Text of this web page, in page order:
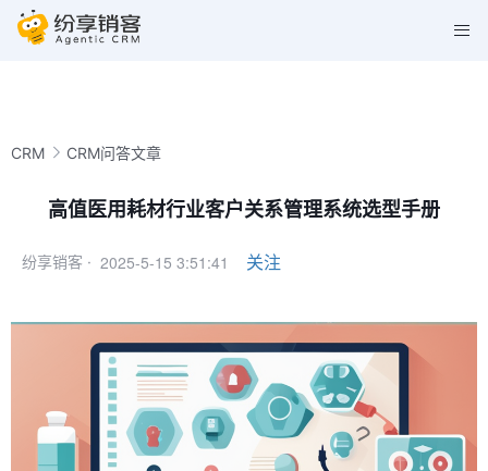
CRM CRM问答文章
高值医用耗材行业客户关系管理系统选型手册
纷享销客 · 2025-5-15 3:51:41 关注